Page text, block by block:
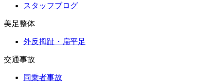
スタッフブログ
美足整体
外反拇趾・扁平足
交通事故
同乗者事故